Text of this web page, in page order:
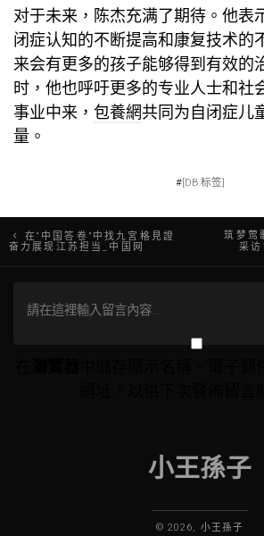
对于未来，陈杰充满了期待。他表
闭症认知的不断提高和康复技术的
来会有更多的孩子能够得到有效的
时，他也呼吁更多的专业人士和社
事业中来， 包養網共同为自闭症儿
量。
#[DB:标签]
文
導
覽
在“中国答卷”中找九宮格見證
奋力展现江苏担当_中国网
筑梦莺
采
小王孫子
© 2026, 小王孫子